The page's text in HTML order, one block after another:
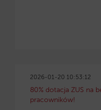
2026-01-20 10:53:12
80% dotacja ZUS na
pracowników!